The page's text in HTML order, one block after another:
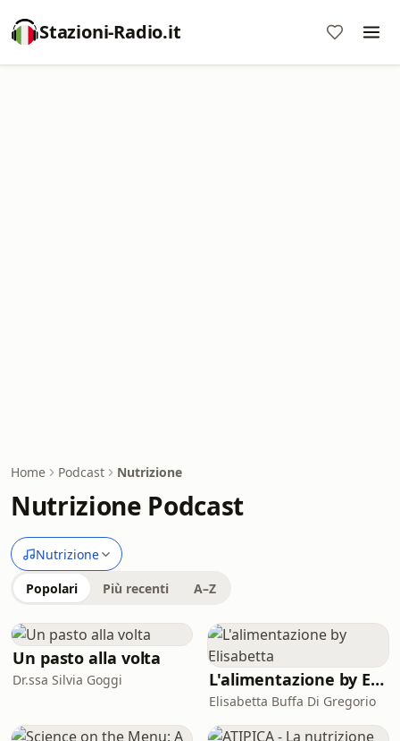
Stazioni-Radio.it
Home Podcast Nutrizione
Nutrizione Podcast
Nutrizione
Popolari Più recenti A–Z
Un pasto alla volta
Dr.ssa Silvia Goggi L'alimentazione by Elisabetta
Elisabetta Buffa Di Gregorio